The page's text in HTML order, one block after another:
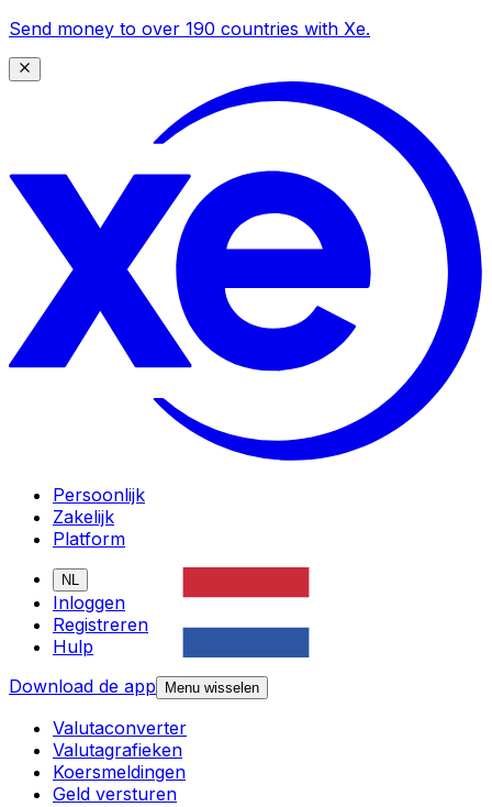
Send money to over 190 countries with Xe.
Persoonlijk
Zakelijk
Platform
NL
Inloggen
Registreren
Hulp
Download de app
Menu wisselen
Valutaconverter
Valutagrafieken
Koersmeldingen
Geld versturen